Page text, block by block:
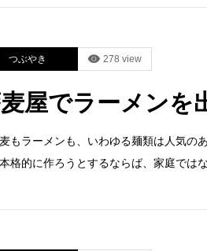
つぶやき 278 view
屋でラーメンを
もラーメンも、いわゆる麺類は人気の
格的に作ろうとするならば、家庭では